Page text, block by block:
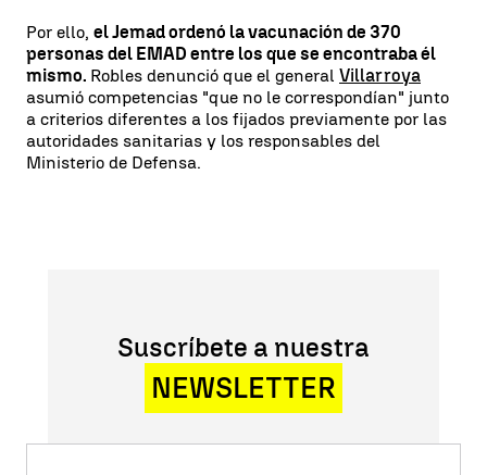
Por ello, el Jemad ordenó la vacunación de 370
personas del EMAD entre los que se encontraba él
mismo. Robles denunció que el general Villarroya
asumió competencias "que no le correspondían" junto
a criterios diferentes a los fijados previamente por las
autoridades sanitarias y los responsables del
Ministerio de Defensa.
Suscríbete a nuestra
NEWSLETTER